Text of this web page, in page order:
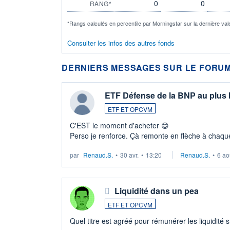
RANG* 0 0
*Rangs calculés en percentile par Morningstar sur la dernière
Consulter les infos des autres fonds
DERNIERS MESSAGES SUR LE
ETF Défense de la BNP au plus
ETF ET OPCVM
C'EST le moment d'acheter 😄​
Perso je renforce. Çà remonte en flèche à
par Renaud.S. • 30 avr. • 13:20 Renaud.S. • 6
Liquidité dans un pea
ETF ET OPCVM
Quel titre est agréé pour rémunérer les liquidité